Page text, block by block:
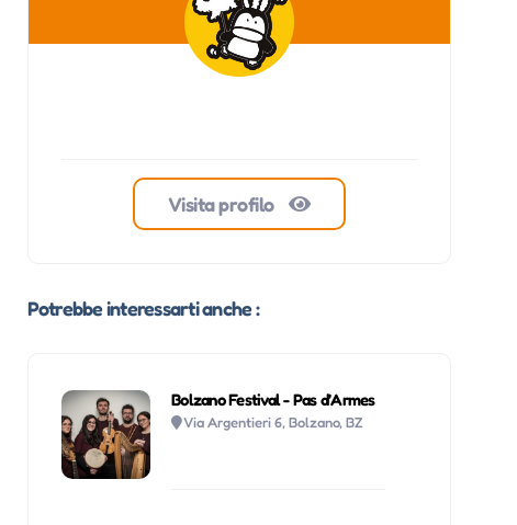
Visita profilo
Potrebbe interessarti anche :
Bolzano Festival - Pas d’Armes
Via Argentieri 6, Bolzano, BZ